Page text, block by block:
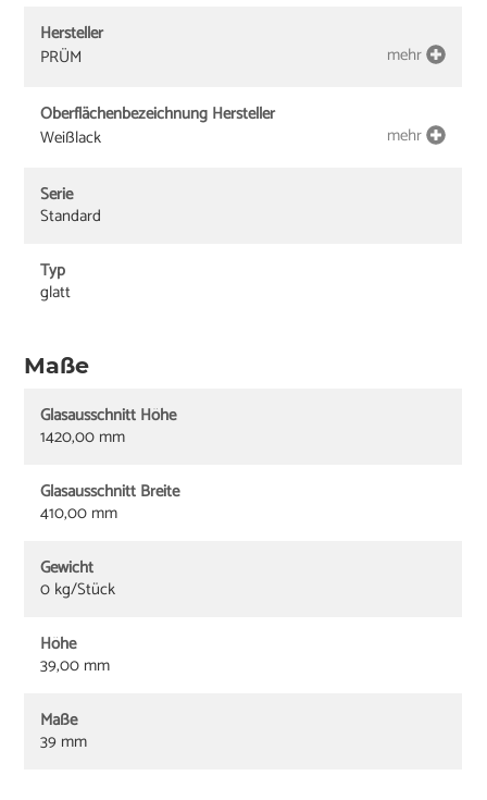
Hersteller
PRÜM
mehr
Oberflächenbezeichnung Hersteller
Weißlack
mehr
Serie
Standard
Typ
glatt
Maße
Glasausschnitt Höhe
1420,00 mm
Glasausschnitt Breite
410,00 mm
Gewicht
0 kg/Stück
Höhe
39,00 mm
Maße
39 mm